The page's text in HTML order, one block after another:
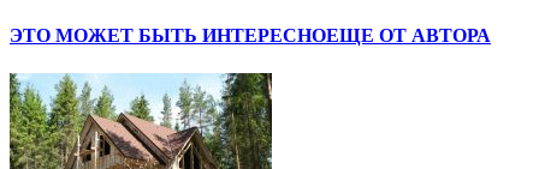
ЭТО МОЖЕТ БЫТЬ ИНТЕРЕСНОЕЩЕ ОТ АВТОРА